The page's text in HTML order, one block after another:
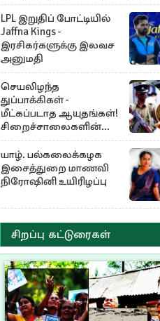
LPL இறுதிப் போட்டியில்
Jaffna Kings -
இரசிகர்களுக்கு இலவச
அனுமதி
செயலிழந்த
துப்பாக்கிகள் -
மீட்கப்படாத ஆயுதங்கள்!
சிறைச்சாலைகளின்
பாதுகாப்பில் பாரிய
அச்சுறுத்தல்
யாழ். பல்கலைக்கழக
இசைத்துறை மாணவி
நிரோஷினி உயிரிழப்பு
சிறப்பு கட்டுரைகள்